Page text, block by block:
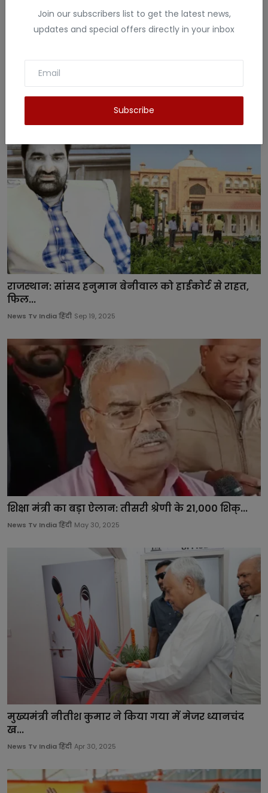
Join our subscribers list to get the latest news,
updates and special offers directly in your inbox
Subscribe
बिहार चुनाव से पहले बड़ा दांव: अगड़ी जातियों के लिए
News Tv India हिंदी May 31, 2025
राजस्थान: सांसद हनुमान बेनीवाल को हाईकोर्ट से राहत,
फिल...
News Tv India हिंदी Sep 19, 2025
शिक्षा मंत्री का बड़ा ऐलान: तीसरी श्रेणी के 21,000 शिक्...
News Tv India हिंदी May 30, 2025
मुख्यमंत्री नीतीश कुमार ने किया गया में मेजर ध्यानचंद
ख...
News Tv India हिंदी Apr 30, 2025